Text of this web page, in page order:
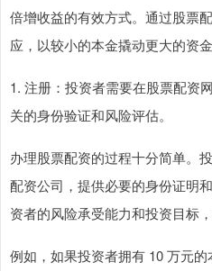
倍增收益的有效方式。通过股票
应，以较小的本金撬动更大的资
1. 注册：投资者需要在股票配资
关的身份验证和风险评估。
办理股票配资的过程十分简单。
配资公司，提供必要的身份证明
资者的风险承受能力和投资目标
例如，如果投资者拥有 10 万元